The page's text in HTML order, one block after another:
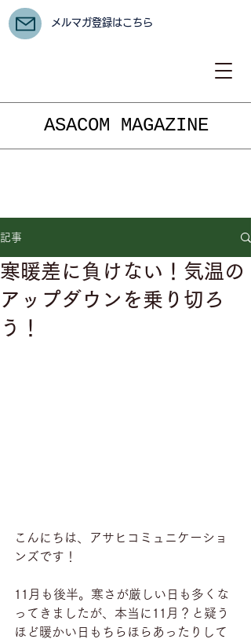
ASACOM MAGAZINE
メルマガ登録はこちら
記事
寒暖差に負けない！気温の
アップダウンを乗り切ろ
う！
こんにちは、アサヒコミュニケーショ
ンズです！
11月も後半。寒さが厳しい日も多くな
ってきましたが、本当に11月？と疑う
ほど暖かい日もちらほらあったりして